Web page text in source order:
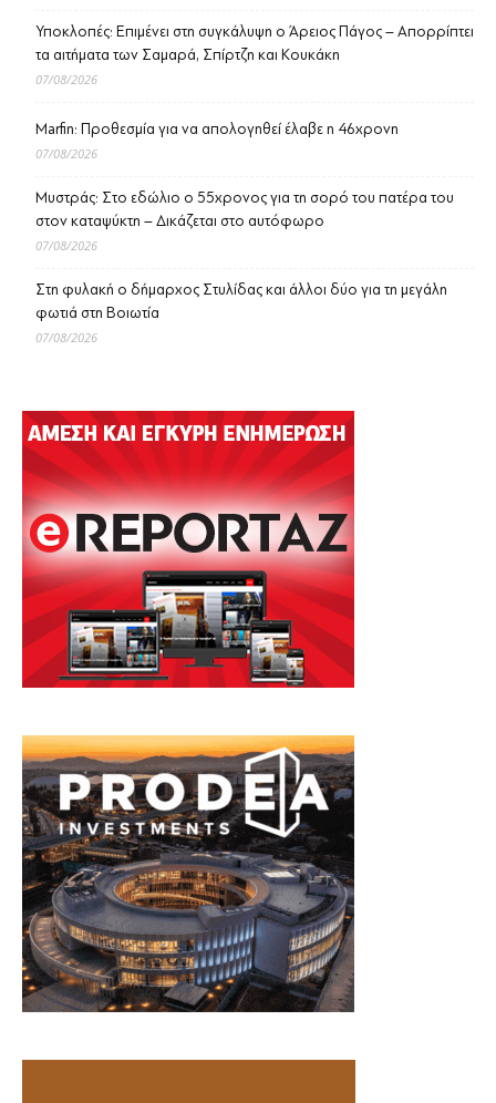
Υποκλοπές: Επιμένει στη συγκάλυψη ο Άρειος Πάγος – Απορρίπτει
τα αιτήματα των Σαμαρά, Σπίρτζη και Κουκάκη
07/08/2026
Marfin: Προθεσμία για να απολογηθεί έλαβε η 46χρονη
07/08/2026
Μυστράς: Στο εδώλιο ο 55χρονος για τη σορό του πατέρα του
στον καταψύκτη – Δικάζεται στο αυτόφωρο
07/08/2026
Στη φυλακή ο δήμαρχος Στυλίδας και άλλοι δύο για τη μεγάλη
φωτιά στη Βοιωτία
07/08/2026